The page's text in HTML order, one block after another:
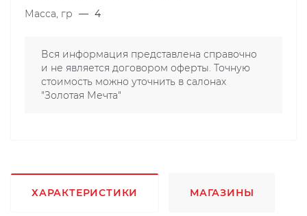
Масса, гр — 4
Вся информация представлена справочно
и не является договором оферты. Точную
стоимость можно уточнить в салонах
"Золотая Мечта"
ХАРАКТЕРИСТИКИ МАГАЗИНЫ